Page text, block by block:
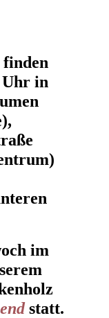
finden
Uhr in
im
statt.